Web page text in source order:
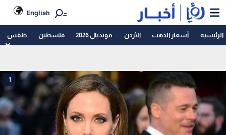
English
الرئيسية أسعار الذهب الأردن مونديال 2026 فلسطين طقس
1